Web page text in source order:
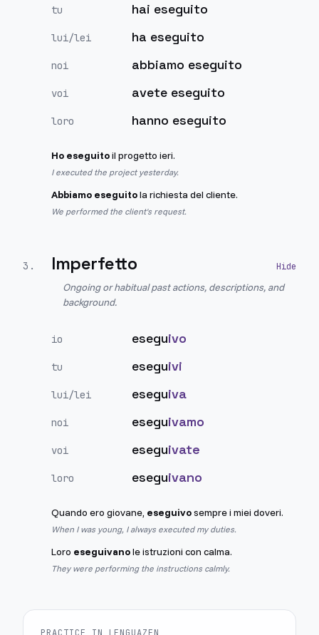
tu hai eseguito
lui/lei ha eseguito
noi abbiamo eseguito
voi avete eseguito
loro hanno eseguito
Ho eseguitoil progetto ieri.
I executed the project yesterday.
Abbiamo eseguitola richiesta del cliente.
We performed the client's request.
3 . Imperfetto
Ongoing or habitual past actions, descriptions, and
background.
io eseguivo
tu eseguivi
lui/lei eseguiva
noi eseguivamo
voi eseguivate
loro eseguivano
Quando ero giovane, eseguivosempre i miei doveri.
When I was young, I always executed my duties.
Loro eseguivanole istruzioni con calma.
They were performing the instructions calmly.